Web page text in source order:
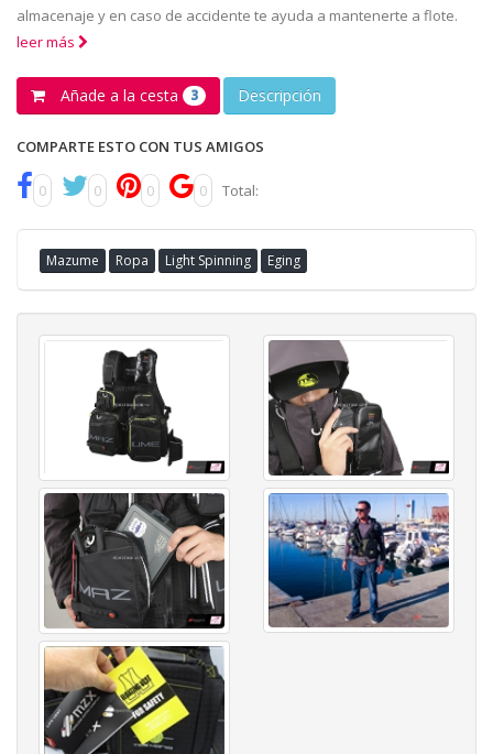
almacenaje y en caso de accidente te ayuda a mantenerte a flote.
leer más
Añade a la cesta 3 Descripción
COMPARTE ESTO CON TUS AMIGOS
0 0 0 0 Total:
Mazume Ropa Light Spinning Eging